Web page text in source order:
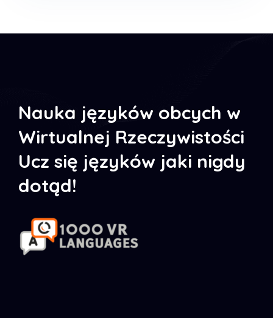
Nauka języków obcych w
Wirtualnej Rzeczywistości
Ucz się języków jaki nigdy
dotąd!